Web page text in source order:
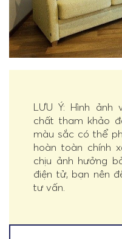
LƯU Ý: Hình
chất tham khảo
màu sắc có thể
hoàn toàn chính
chịu ảnh hưởng
điện tử, bạn nên
tư vấn.